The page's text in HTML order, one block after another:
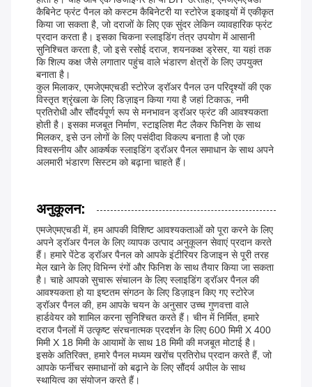
कैबिनेट फ्रंट पैनल को कस्टम कैबिनेटरी या स्टोरेज इकाइयों में एकीकृत
किया जा सकता है, जो दराजों के लिए एक सुंदर लेकिन व्यावहारिक फ्रंट
प्रदान करता है। इसका चिकना स्लाइडिंग तंत्र उपयोग में आसानी
सुनिश्चित करता है, जो इसे रसोई दराज, शयनकक्ष ड्रेसर, या यहां तक ​​
कि शिल्प कक्ष जैसे लगातार पहुंच वाले भंडारण क्षेत्रों के लिए उपयुक्त
बनाता है।
कुल मिलाकर, एमजेएमएचडी स्टोरेज ड्रॉअर पैनल उन परिदृश्यों की एक
विस्तृत श्रृंखला के लिए डिज़ाइन किया गया है जहां टिकाऊ, नमी
प्रतिरोधी और सौंदर्यपूर्ण रूप से मनभावन ड्रॉअर फ्रंट की आवश्यकता
होती है। इसका मजबूत निर्माण, स्टाइलिश मैट लैकर फिनिश के साथ
मिलकर, इसे उन लोगों के लिए पसंदीदा विकल्प बनाता है जो एक
विश्वसनीय और आकर्षक स्लाइडिंग ड्रॉअर पैनल समाधान के साथ अपने
अलमारी भंडारण सिस्टम को बढ़ाना चाहते हैं।
अनुकूलन:
एमजेएमएचडी में, हम आपकी विशिष्ट आवश्यकताओं को पूरा करने के लिए
अपने ड्रॉअर पैनल के लिए व्यापक उत्पाद अनुकूलन सेवाएं प्रदान करते
हैं। हमारे पेंटेड ड्रॉअर पैनल को आपके इंटीरियर डिजाइन से पूरी तरह
मेल खाने के लिए विभिन्न रंगों और फिनिश के साथ तैयार किया जा सकता
है। चाहे आपको सुचारू संचालन के लिए स्लाइडिंग ड्रॉअर पैनल की
आवश्यकता हो या इष्टतम संगठन के लिए डिज़ाइन किए गए स्टोरेज
ड्रॉअर पैनल की, हम आपके चयन के अनुसार उच्च गुणवत्ता वाले
हार्डवेयर को शामिल करना सुनिश्चित करते हैं। चीन में निर्मित, हमारे
दराज पैनलों में उत्कृष्ट संरचनात्मक प्रदर्शन के लिए 600 मिमी X 400
मिमी X 18 मिमी के आयामों के साथ 18 मिमी की मजबूत मोटाई है।
इसके अतिरिक्त, हमारे पैनल मध्यम खरोंच प्रतिरोध प्रदान करते हैं, जो
आपके फर्नीचर समाधानों को बढ़ाने के लिए सौंदर्य अपील के साथ
स्थायित्व का संयोजन करते हैं।